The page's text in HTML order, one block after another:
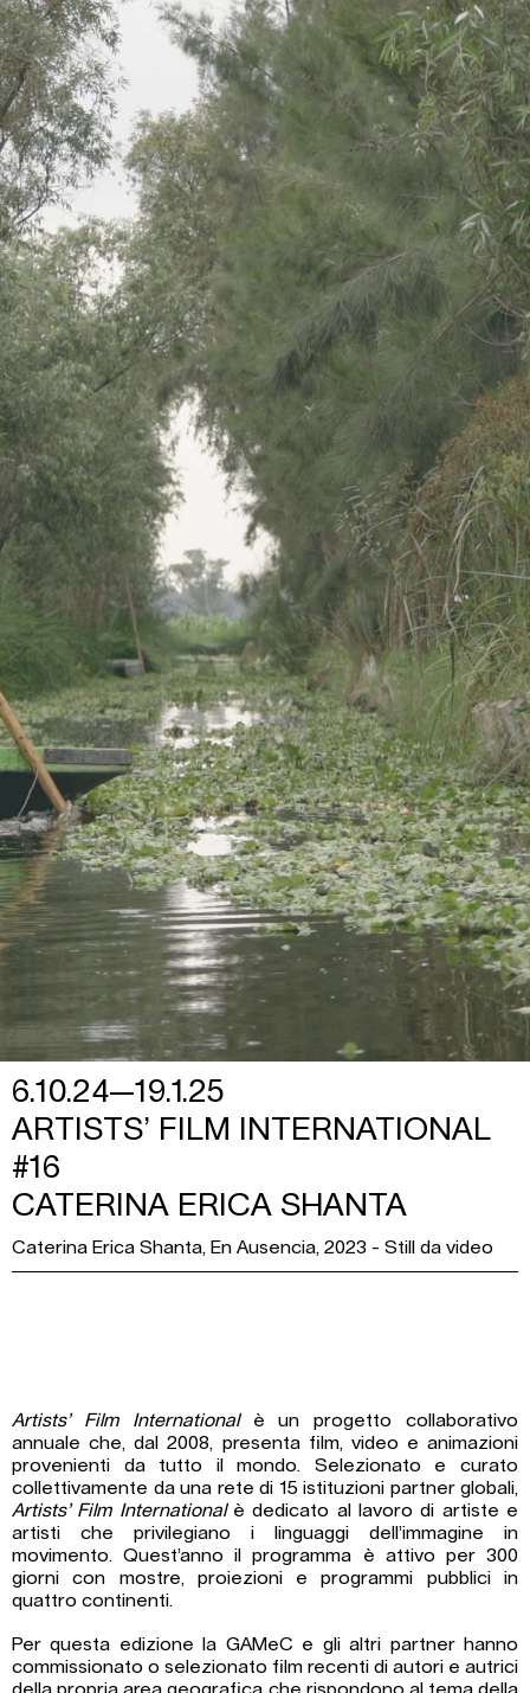
6.10.24—19.1.25
ARTISTS’ FILM INTERNATIONAL
#16
CATERINA ERICA SHANTA
Caterina Erica Shanta, En Ausencia, 2023 - Still da video
Artists’ Film International è un progetto collaborativo
annuale che, dal 2008, presenta film, video e animazioni
provenienti da tutto il mondo. Selezionato e curato
collettivamente da una rete di 15 istituzioni partner globali,
Artists’ Film International è dedicato al lavoro di artiste e
artisti che privilegiano i linguaggi dell’immagine in
movimento. Quest’anno il programma è attivo per 300
giorni con mostre, proiezioni e programmi pubblici in
quattro continenti.
Per questa edizione la GAMeC e gli altri partner hanno
commissionato o selezionato film recenti di autori e autrici
della propria area geografica che rispondono al tema della